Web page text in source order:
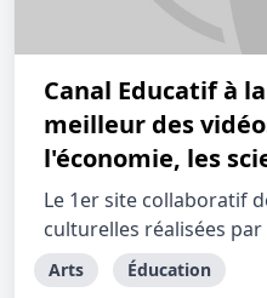
Canal Educatif à
meilleur des
l'économie, les
Le 1er site collaboratif
culturelles réalisées
Arts Éducation